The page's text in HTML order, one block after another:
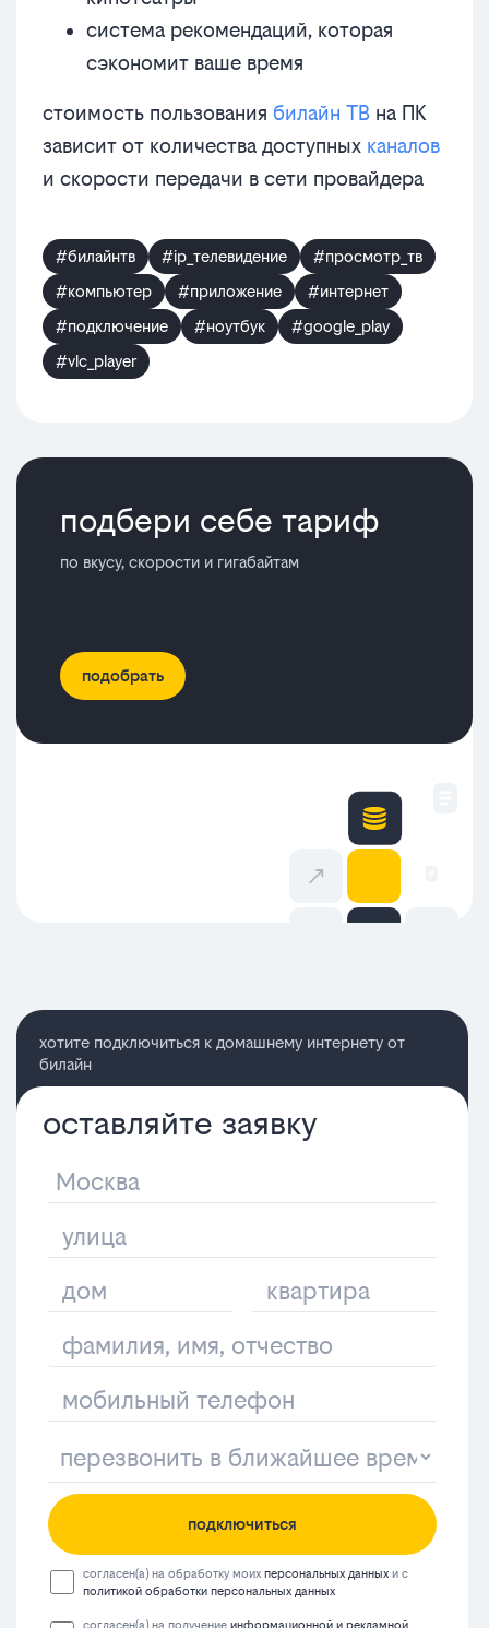
система рекомендаций, которая
сэкономит ваше время
стоимость пользования билайн ТВ на ПК
зависит от количества доступных каналов
и скорости передачи в сети провайдера
#билайнтв #ip_телевидение
#просмотр_тв
#компьютер
#приложение
#интернет
#подключение
#ноутбук
#google_play
#vlc_player
подбери себе тариф
по вкусу, скорости и гигабайтам
подобрать
хотите подключиться к домашнему интернету от
билайн
оставляйте заявку
подключиться
согласен(а) на обработку моихперсональных данных и с
политикой обработки персональных данных